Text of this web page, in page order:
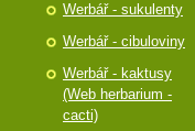
Werbář - sukulenty
Werbář - cibuloviny
Werbář - kaktusy
(Web herbarium -
cacti)